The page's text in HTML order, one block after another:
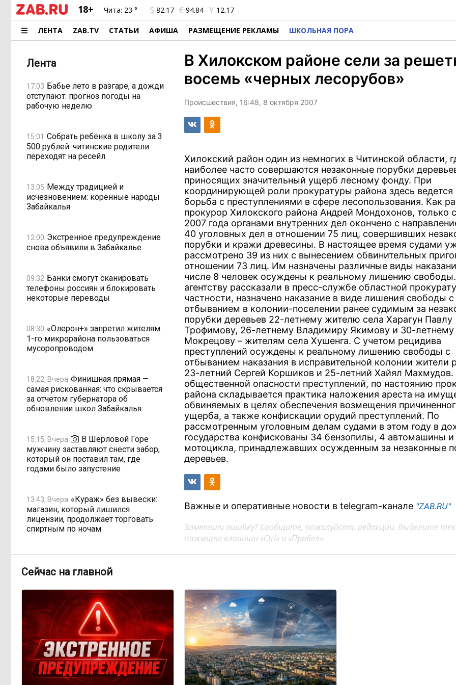
18+ Чита: 23 ° 82.17 94.84 12.17
ЛЕНТА ZAB.TV СТАТЬИ АФИША РАЗМЕЩЕНИЕ РЕКЛАМЫ ШКОЛЬНАЯ ПОРА
Лента
17:03 Бабье лето в разгаре, а дожди
отступают: прогноз погоды на
рабочую неделю
15:01 Собрать ребёнка в школу за 3
500 рублей: читинские родители
переходят на ресейл
13:05 Между традицией и
исчезновением: коренные народы
Забайкалья
12:00 Экстренное предупреждение
снова объявили в Забайкалье
09:32 Банки смогут сканировать
телефоны россиян и блокировать
некоторые переводы
08:30 «Олерон+» запретил жителям
1-го микрорайона пользоваться
мусоропроводом
18:22, Вчера Финишная прямая —
самая рискованная: что скрывается
за отчётом губернатора об
обновлении школ Забайкалья
15:15, Вчера
В Шерловой Горе
мужчину заставляют снести забор,
который он поставил там, где
годами было запустение
13:43, Вчера «Кураж» без вывески:
магазин, который лишился
лицензии, продолжает торговать
спиртным по ночам
распродать конфискат: почему
сроки реализации изъятого
имущества
11:02, Вчера
Одна метеостанция на
весь город: как Чита не замечает
ливней
08:59, Вчера Электронные квитанции
В Хилокском районе сели за
восемь «черных лесорубов»
Происшествия, 16:48, 8 октября 2007
Хилокский район один из немногих в Читинской области,
наиболее часто совершаются незаконные порубки
приносящих значительный ущерб лесному фонду. При
координирующей роли прокуратуры района здесь ведется
борьба с преступлениями в сфере лесопользования. Как
прокурор Хилокского района Андрей Мондохонов, только
2007 года органами внутренних дел окончено с
40 уголовных дел в отношении 75 лиц, совершивших
порубки и кражи древесины. В настоящее время судами
рассмотрено 39 из них с вынесением обвинительных
отношении 73 лиц. Им назначены различные виды
числе 8 человек осуждены к реальному лишению
агентству рассказали в пресс-службе областной
частности, назначено наказание в виде лишения свободы с
отбыванием в колонии-поселении ранее судимым за
порубки деревьев 22-летнему жителю села Харагун Павлу
Трофимову, 26-летнему Владимиру Якимову и 30-
Мокрецову – жителям села Хушенга. С учетом рецидива
преступлений осуждены к реальному лишению свободы с
отбыванием наказания в исправительной колонии жители
23-летний Сергей Коршиков и 25-летний Хайял
общественной опасности преступлений, по настоянию
района складывается практика наложения ареста на
обвиняемых в целях обеспечения возмещения
ущерба, а также конфискации орудий преступлений. По
рассмотренным уголовным делам судами в этом году в
государства конфискованы 34 бензопилы, 4 автомашины и
мотоцикла, принадлежавших осужденным за незаконные
деревьев.
Важные и оперативные новости в telegram-канале "ZAB.RU"
Заметили ошибку? Сообщите, пожалуйста, редакции. Выделите
нажмите клавиши «Ctrl» и «Пробел»
Сейчас на главной